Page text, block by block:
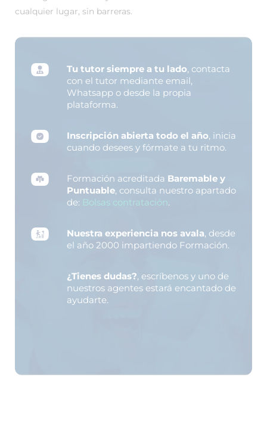
cualquier lugar, sin barreras.
Tu tutor siempre a tu lado, contacta
con el tutor mediante email,
Whatsapp o desde la propia
plataforma.
Inscripción abierta todo el año, inicia
cuando desees y fórmate a tu ritmo.
Formación acreditada Baremable y
Puntuable, consulta nuestro apartado
de: Bolsas contratación.
Nuestra experiencia nos avala, desde
el año 2000 impartiendo Formación.
¿Tienes dudas?, escríbenos y uno de
nuestros agentes estará encantado de
ayudarte.